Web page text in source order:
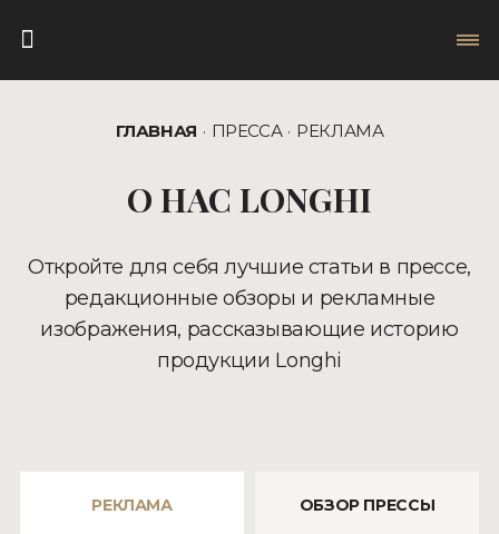
ГЛАВНАЯ ПРЕССА РЕКЛАМА
О НАС LONGHI
Откройте для себя лучшие статьи в прессе,
редакционные обзоры и рекламные
изображения, рассказывающие историю
продукции Longhi
РЕКЛАМА ОБЗОР ПРЕССЫ